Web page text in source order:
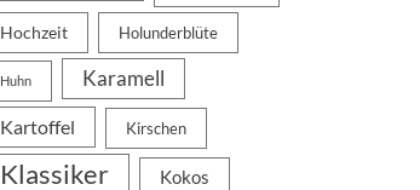
Hochzeit Holunderblüte
Huhn Karamell
Kartoffel Kirschen
Klassiker Kokos